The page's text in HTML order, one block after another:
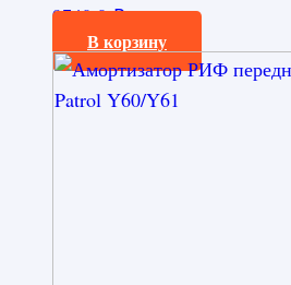
9740,0₽
В корзину